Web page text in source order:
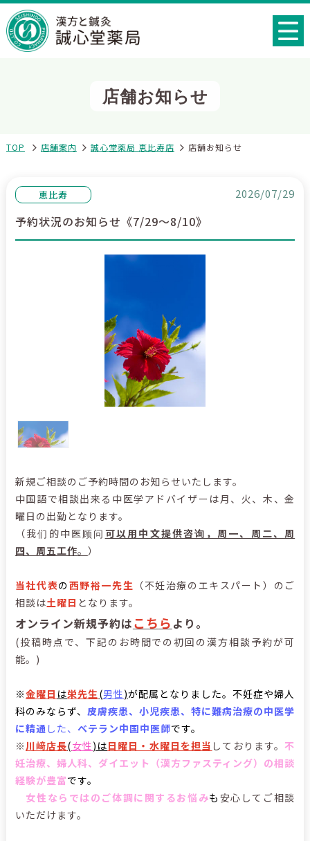
店舗お知らせ
TOP 店舗案内 誠心堂薬局 恵比寿店 店舗お知らせ
恵比寿 2026/07/29
予約状況のお知らせ《7/29～8/10》
新規ご相談のご予約時間のお知らせいたします。
中国語で相談出来る中医学アドバイザーは月、火、木、金
曜日の出勤となります。
（我们的中医顾问 可以用中文提供咨询，周一、周二、周
四、周五工作。 ）
当社代表の西野裕一先生 （不妊治療のエキスパート）のご
相談は土曜日 となります。
オンライン新規予約はこちら より。
(投稿時点で、下記のお時間での初回の漢方相談予約が可
能。)
※金曜日 は栄先生 (男性)が配属となりました。 不妊症や婦人
科のみならず、 皮膚疾患、小児疾患、特に難病治療の中医学
に精通 した、 ベテラン中国中医師です。
※ 川﨑店長(女性)は日曜日・水曜日を担当 しております。 不
妊治療、婦人科、ダイエット（漢方ファスティング）の相談
経験が豊富です。
女性ならではのご体調に関するお悩みも 安心してご相談
いただけます。